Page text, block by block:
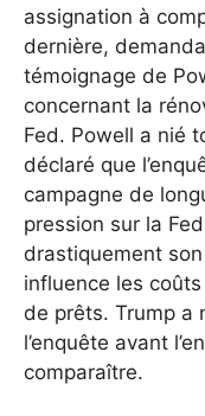
assignation à
dernière,
témoignage de
concernant la
Fed. Powell a nié
déclaré que
campagne de
pression sur la
drastiquement
influence les
de prêts. Trump a
l’enquête avant
comparaître.